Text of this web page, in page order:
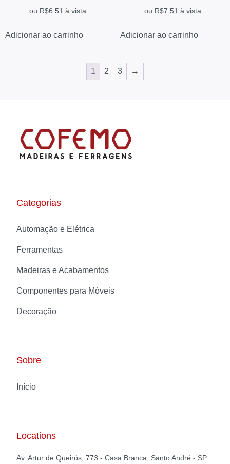
ou R$6.51 à vista
Adicionar ao carrinho
ou R$7.51 à vista
Adicionar ao carrinho
1 2 3 →
Categorias
Automação e Elétrica
Ferramentas
Madeiras e Acabamentos
Componentes para Móveis
Decoração
Sobre
Início
Locations
Av. Artur de Queirós, 773 - Casa Branca, Santo André - SP